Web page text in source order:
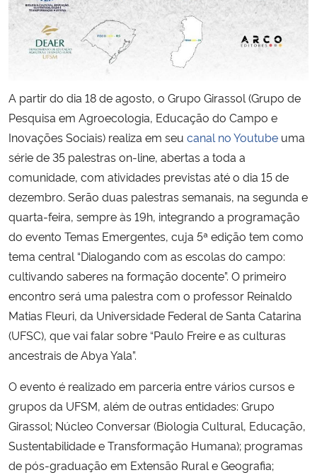
Banco Central do Brasil
A partir do dia 18 de agosto, o Grupo Girassol (Grupo de
Pesquisa em Agroecologia, Educação do Campo e
Inovações Sociais) realiza em seu canal no Youtube uma
série de 35 palestras on-line, abertas a toda a
comunidade, com atividades previstas até o dia 15 de
dezembro. Serão duas palestras semanais, na segunda e
quarta-feira, sempre às 19h, integrando a programação
do evento Temas Emergentes, cuja 5ª edição tem como
tema central “Dialogando com as escolas do campo:
cultivando saberes na formação docente”. O primeiro
encontro será uma palestra com o professor Reinaldo
Matias Fleuri, da Universidade Federal de Santa Catarina
(UFSC), que vai falar sobre “Paulo Freire e as culturas
ancestrais de Abya Yala”.
O evento é realizado em parceria entre vários cursos e
grupos da UFSM, além de outras entidades: Grupo
Girassol; Núcleo Conversar (Biologia Cultural, Educação,
Sustentabilidade e Transformação Humana); programas
de pós-graduação em Extensão Rural e Geografia;